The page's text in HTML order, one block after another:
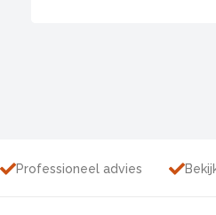
Professioneel advies